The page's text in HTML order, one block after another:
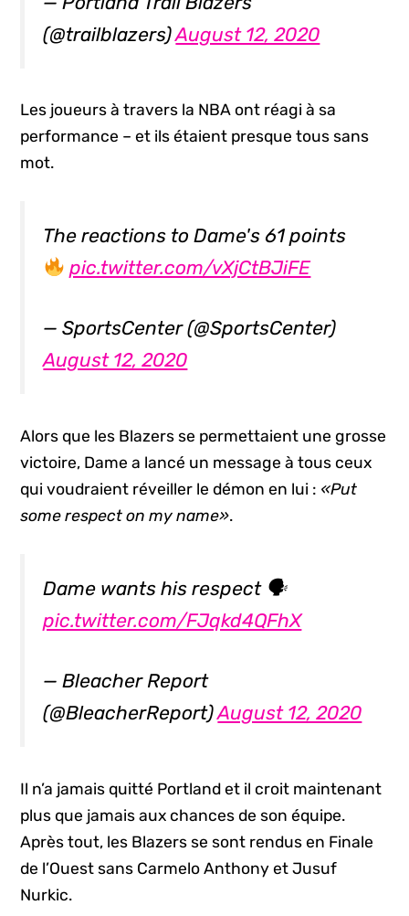
(@trailblazers)August 12, 2020
Les joueurs à travers la NBA ont réagi à sa
performance – et ils étaient presque tous sans
mot.
The reactions to Dame's 61 points
pic.twitter.com/vXjCtBJiFE
— SportsCenter (@SportsCenter)
August 12, 2020
Alors que les Blazers se permettaient une grosse
victoire, Dame a lancé un message à tous ceux
qui voudraient réveiller le démon en lui : «Put
some respect on my name».
Dame wants his respect 🗣
pic.twitter.com/FJqkd4QFhX
— Bleacher Report
(@BleacherReport)August 12, 2020
Il n’a jamais quitté Portland et il croit maintenant
plus que jamais aux chances de son équipe.
Après tout, les Blazers se sont rendus en Finale
de l’Ouest sans Carmelo Anthony et Jusuf
Nurkic.